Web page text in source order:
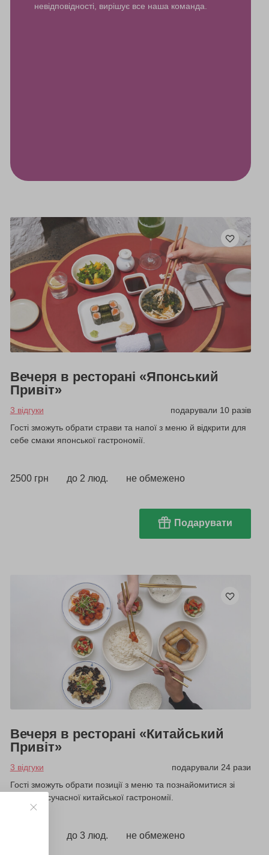
невідповідності, вирішує все наша команда.
Вечеря в ресторані «Японський
Привіт»
3 відгуки
подарували 10 разів
Гості зможуть обрати страви та напої з меню й відкрити для
себе смаки японської гастрономії.
2500 грн до 2 люд. не обмежено
Подарувати
Вечеря в ресторані «Китайський
Привіт»
3 відгуки
подарували 24 рази
Гості зможуть обрати позиції з меню та познайомитися зі
смаками сучасної китайської гастрономії.
до 3 люд. не обмежено